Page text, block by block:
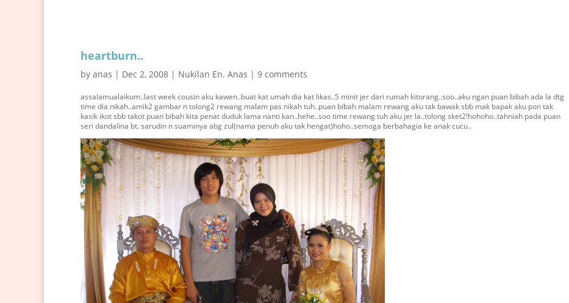
heartburn..
by anas | Dec 2, 2008 | Nukilan En. Anas | 9 comments
assalamualaikum..last week cousin aku kawen..buat kat umah dia kat likas..5 minit jer dari rumah kitorang..soo..aku ngan puan bibah ada la dtg
time dia nikah..amik2 gambar n tolong2 rewang malam pas nikah tuh..puan bibah malam rewang aku tak bawak sbb mak bapak aku pon tak
kasik ikot sbb takot puan bibah kita penat duduk lama nanti kan..hehe..soo time rewang tuh aku jer la..tolong sket2!hohoho..tahniah pada puan
seri dandalina bt. sarudin n suaminya abg zul(nama penuh aku tak hengat)hoho..semoga berbahagia ke anak cucu..